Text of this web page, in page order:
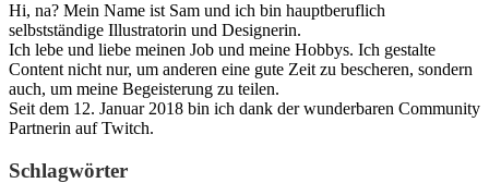
Hi, na? Mein Name ist Sam und ich bin hauptberuflich
selbstständige Illustratorin und Designerin.
Ich lebe und liebe meinen Job und meine Hobbys. Ich gestalte
Content nicht nur, um anderen eine gute Zeit zu bescheren, sondern
auch, um meine Begeisterung zu teilen.
Seit dem 12. Januar 2018 bin ich dank der wunderbaren Community
Partnerin auf Twitch.
Schlagwörter